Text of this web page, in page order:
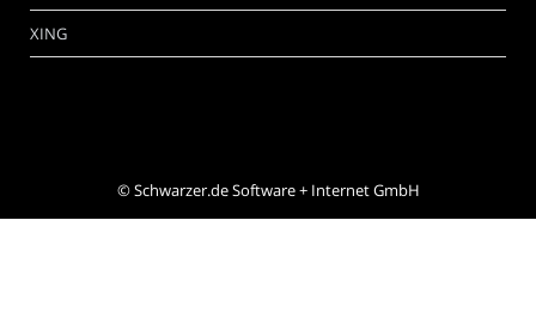
XING
©Schwarzer.de Software + Internet GmbH